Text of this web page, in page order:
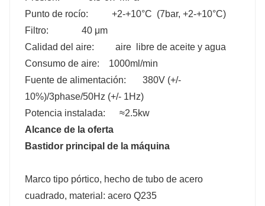
Punto de rocío: +2-+10°C (7bar, +2-+10°C)
Filtro: 40 μm
Calidad del aire: aire libre de aceite y agua
Consumo de aire: 1000ml/min
Fuente de alimentación: 380V (+/-
10%)/3phase/50Hz (+/- 1Hz)
Potencia instalada: ≈2.5kw
Alcance de la oferta
Bastidor principal de la máquina
Marco tipo pórtico, hecho de tubo de acero
cuadrado, material: acero Q235